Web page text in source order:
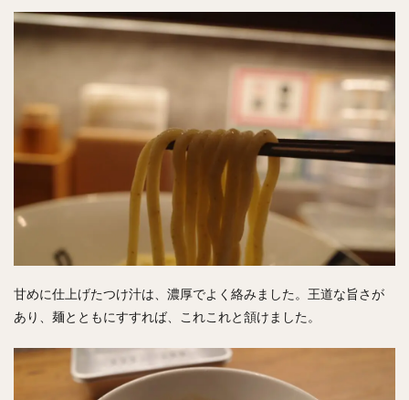
甘めに仕上げたつけ汁は、濃厚でよく絡みました。王道な旨さが
あり、麺とともにすすれば、これこれと頷けました。